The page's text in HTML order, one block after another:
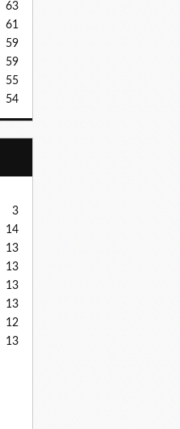
63
61
59
59
55
54
3
14
13
13
13
13
12
13